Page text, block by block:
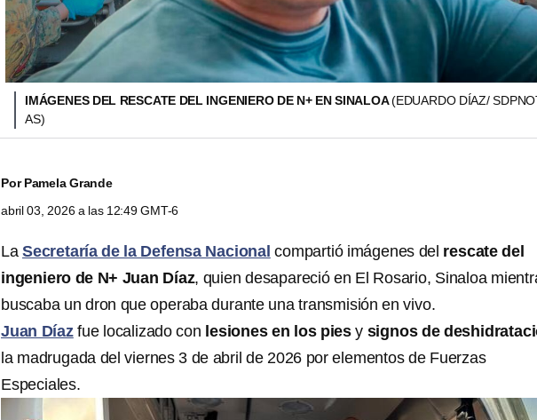
IMÁGENES DEL RESCATE DEL INGENIERO DE N+ EN SINALOA(EDUARDO DÍAZ/
AS)
PorPamela Grande
abril 03, 2026 a las 12:49 GMT-6
La Secretaría de la Defensa Nacional compartió imágenes del rescate del
ingeniero de N+ Juan Díaz, quien desapareció en El Rosario, Sinaloa
buscaba un dron que operaba durante una transmisión en vivo.
Juan Díazfue localizado con lesiones en los pies y signos de
la madrugada del viernes 3 de abril de 2026 por elementos de Fuerzas
Especiales.